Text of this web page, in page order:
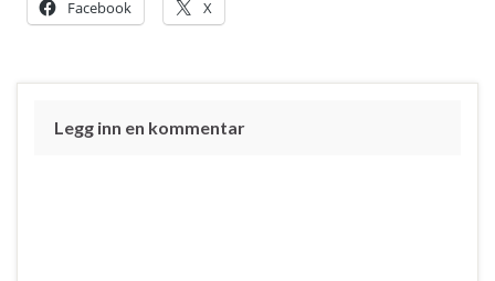
Facebook X
Legg inn en kommentar